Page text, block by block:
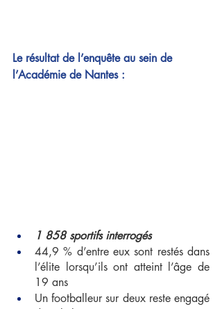
Le résultat de l’enquête au sein de
l’Académie de Nantes :
1 858 sportifs interrogés
44,9 % d’entre eux sont restés dans
l’élite lorsqu’ils ont atteint l’âge de
19 ans
Un footballeur sur deux reste engagé